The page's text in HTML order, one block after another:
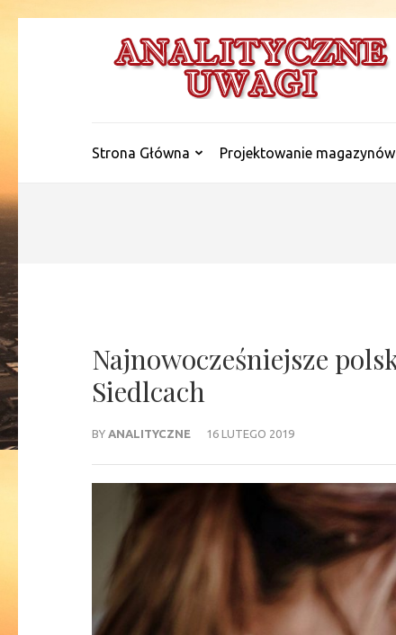
Strona Główna Projektowanie magazynów
Najnowocześniejsze
Siedlcach
BY ANALITYCZNE 16 LUTEGO 2019